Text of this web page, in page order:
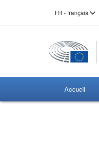
au
menu
principal
au
contenu
principal
Select
language:
FR - français
Main
Accueil